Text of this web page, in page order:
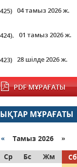
04 тамыз 2026 ж.
01 тамыз 2026 ж.
28 шілде 2026 ж.
PDF МҰРАҒАТЫ
МҰРАҒАТЫ
« Тамыз 2026 »
Ср Бс Жм Сб